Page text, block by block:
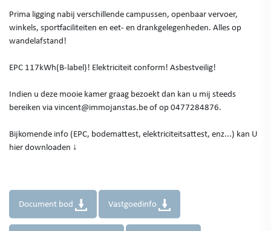
Prima ligging nabij verschillende campussen, openbaar vervoer,
winkels, sportfaciliteiten en eet- en drankgelegenheden. Alles op
wandelafstand!
EPC 117kWh(B-label)! Elektriciteit conform! Asbestveilig!
Indien u deze mooie kamer graag bezoekt dan kan u mij steeds
bereiken via vincent@immojanstas.be of op 0477284876.
Bijkomende info (EPC, bodemattest, elektriciteitsattest, enz...) kan U
hier downloaden ↓
Document bod Vastgoedinfo